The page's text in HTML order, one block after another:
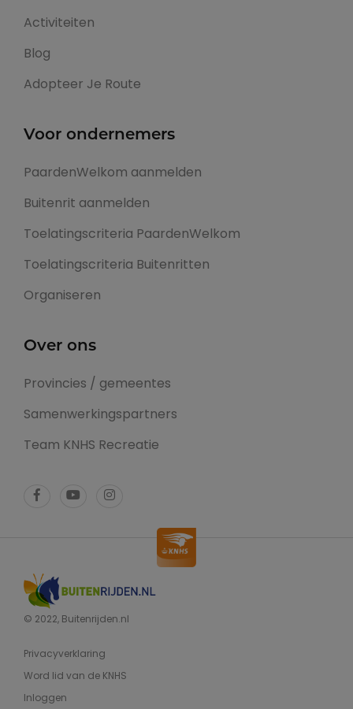
Activiteiten
Blog
Adopteer Je Route
Voor ondernemers
PaardenWelkom aanmelden
Buitenrit aanmelden
Toelatingscriteria PaardenWelkom
Toelatingscriteria Buitenritten
Organiseren
Over ons
Provincies / gemeentes
Samenwerkingspartners
Team KNHS Recreatie
© 2022, Buitenrijden.nl
Privacyverklaring
Word lid van de KNHS
Inloggen